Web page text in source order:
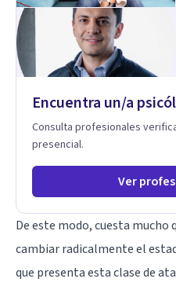
Encuentra un/a
Consulta profesionales
presencial.
Ver
De este modo, cuesta mucho
cambiar radicalmente el
que presenta esta clase de